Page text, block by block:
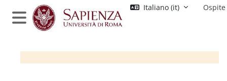
Vai al contenuto principale
Pannello laterale
Italiano ‎(it)‎ Ospite